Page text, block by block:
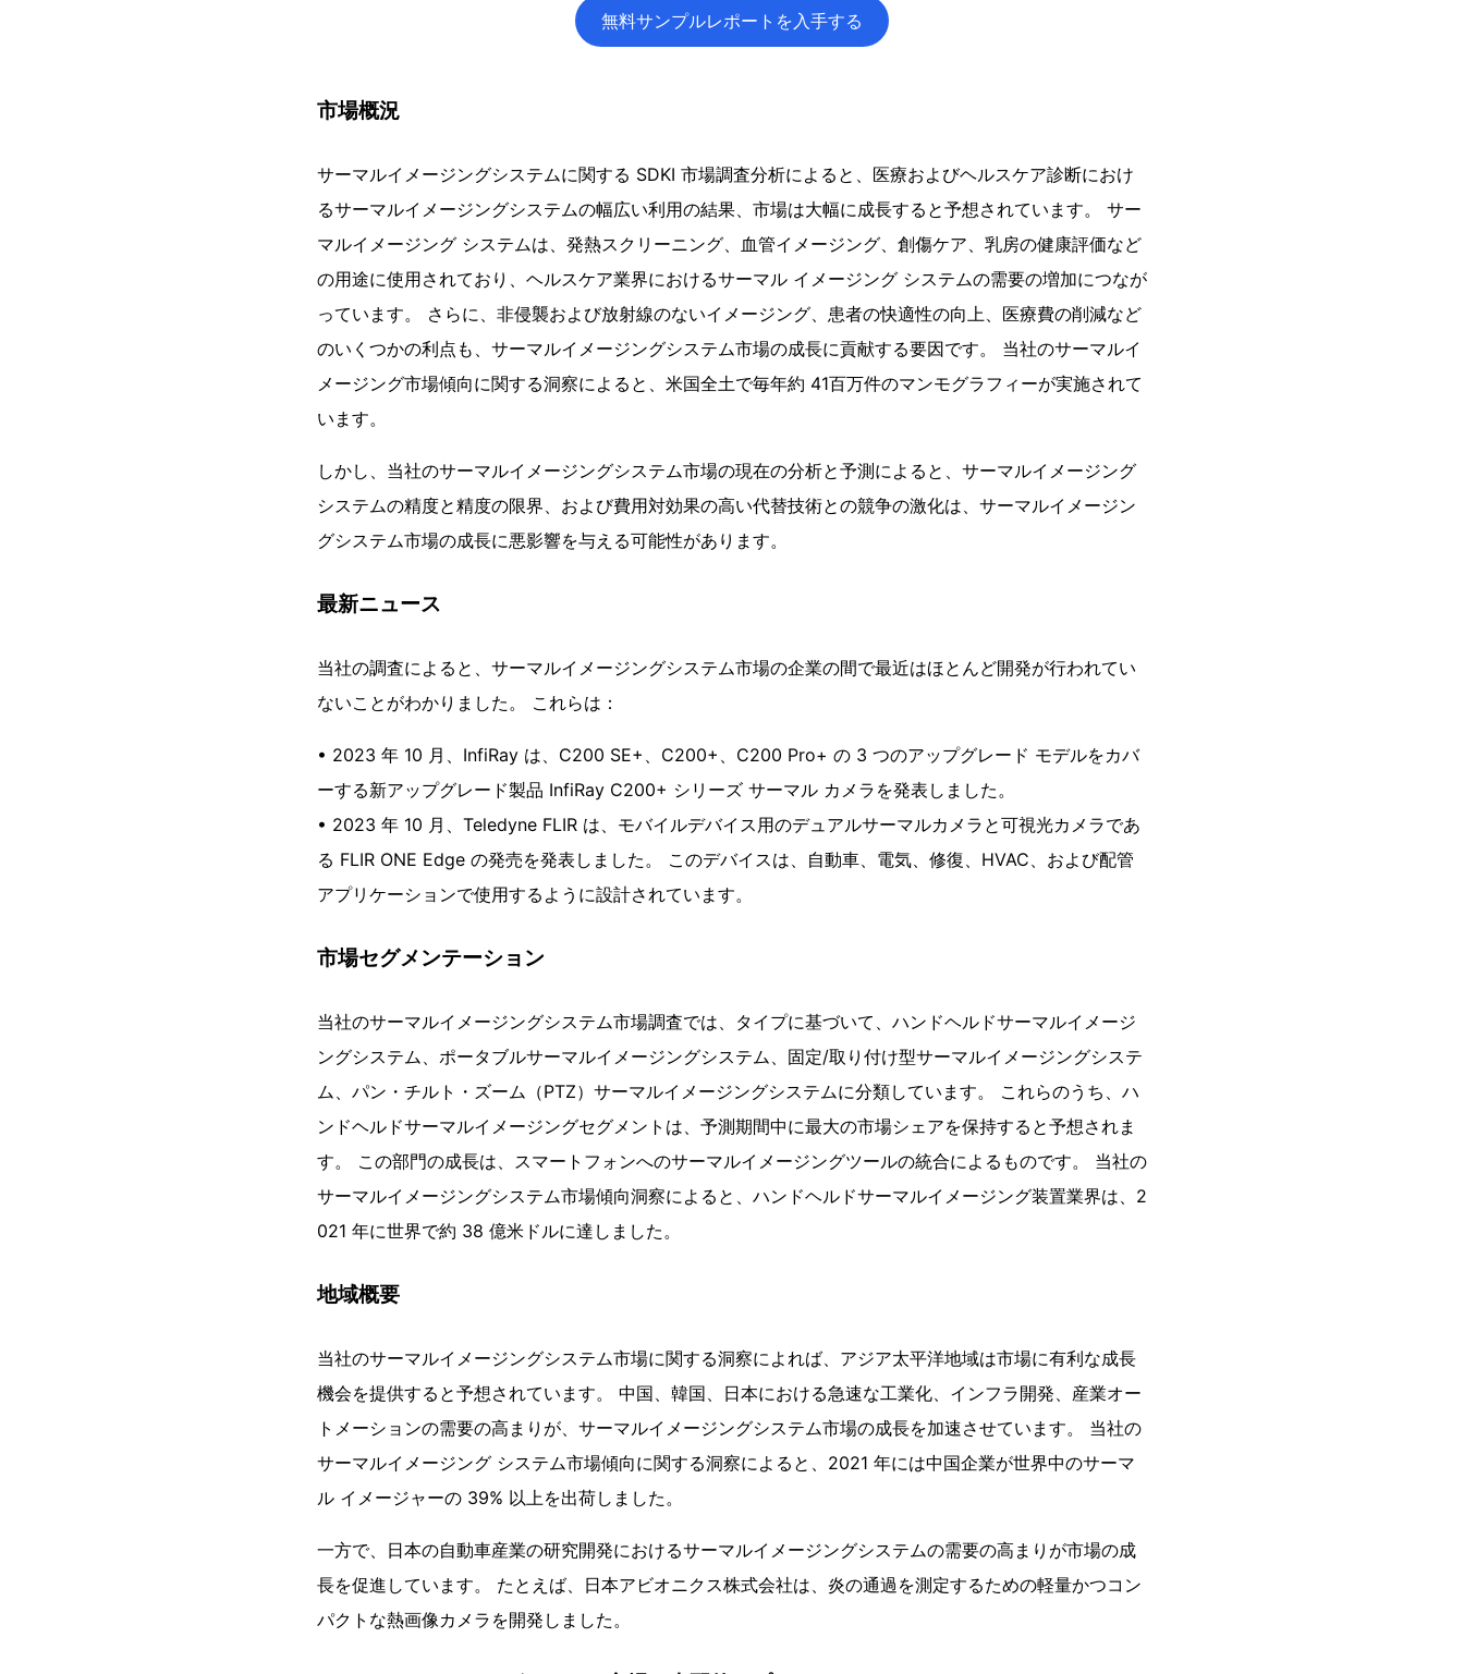
無料サンプルレポートを入手する
市場概況
サーマルイメージングシステムに関する SDKI 市場調査分析によると、医療およびヘルスケア診断におけ
るサーマルイメージングシステムの幅広い利用の結果、市場は大幅に成長すると予想されています。 サー
マルイメージング システムは、発熱スクリーニング、血管イメージング、創傷ケア、乳房の健康評価など
の用途に使用されており、ヘルスケア業界におけるサーマル イメージング システムの需要の増加につなが
っています。 さらに、非侵襲および放射線のないイメージング、患者の快適性の向上、医療費の削減など
のいくつかの利点も、サーマルイメージングシステム市場の成長に貢献する要因です。 当社のサーマルイ
メージング市場傾向に関する洞察によると、米国全土で毎年約 41百万件のマンモグラフィーが実施されて
います。
しかし、当社のサーマルイメージングシステム市場の現在の分析と予測によると、サーマルイメージング
システムの精度と精度の限界、および費用対効果の高い代替技術との競争の激化は、サーマルイメージン
グシステム市場の成長に悪影響を与える可能性があります。
最新ニュース
当社の調査によると、サーマルイメージングシステム市場の企業の間で最近はほとんど開発が行われてい
ないことがわかりました。 これらは：
• 2023 年 10 月、InfiRay は、C200 SE+、C200+、C200 Pro+ の 3 つのアップグレード モデルをカバ
ーする新アップグレード製品 InfiRay C200+ シリーズ サーマル カメラを発表しました。
• 2023 年 10 月、Teledyne FLIR は、モバイルデバイス用のデュアルサーマルカメラと可視光カメラであ
る FLIR ONE Edge の発売を発表しました。 このデバイスは、自動車、電気、修復、HVAC、および配管
アプリケーションで使用するように設計されています。
市場セグメンテーション
当社のサーマルイメージングシステム市場調査では、タイプに基づいて、ハンドヘルドサーマルイメージ
ングシステム、ポータブルサーマルイメージングシステム、固定/取り付け型サーマルイメージングシステ
ム、パン・チルト・ズーム（PTZ）サーマルイメージングシステムに分類しています。 これらのうち、ハ
ンドヘルドサーマルイメージングセグメントは、予測期間中に最大の市場シェアを保持すると予想されま
す。 この部門の成長は、スマートフォンへのサーマルイメージングツールの統合によるものです。 当社の
サーマルイメージングシステム市場傾向洞察によると、ハンドヘルドサーマルイメージング装置業界は、2
021 年に世界で約 38 億米ドルに達しました。
地域概要
当社のサーマルイメージングシステム市場に関する洞察によれば、アジア太平洋地域は市場に有利な成長
機会を提供すると予想されています。 中国、韓国、日本における急速な工業化、インフラ開発、産業オー
トメーションの需要の高まりが、サーマルイメージングシステム市場の成長を加速させています。 当社の
サーマルイメージング システム市場傾向に関する洞察によると、2021 年には中国企業が世界中のサーマ
ル イメージャーの 39% 以上を出荷しました。
一方で、日本の自動車産業の研究開発におけるサーマルイメージングシステムの需要の高まりが市場の成
長を促進しています。 たとえば、日本アビオニクス株式会社は、炎の通過を測定するための軽量かつコン
パクトな熱画像カメラを開発しました。